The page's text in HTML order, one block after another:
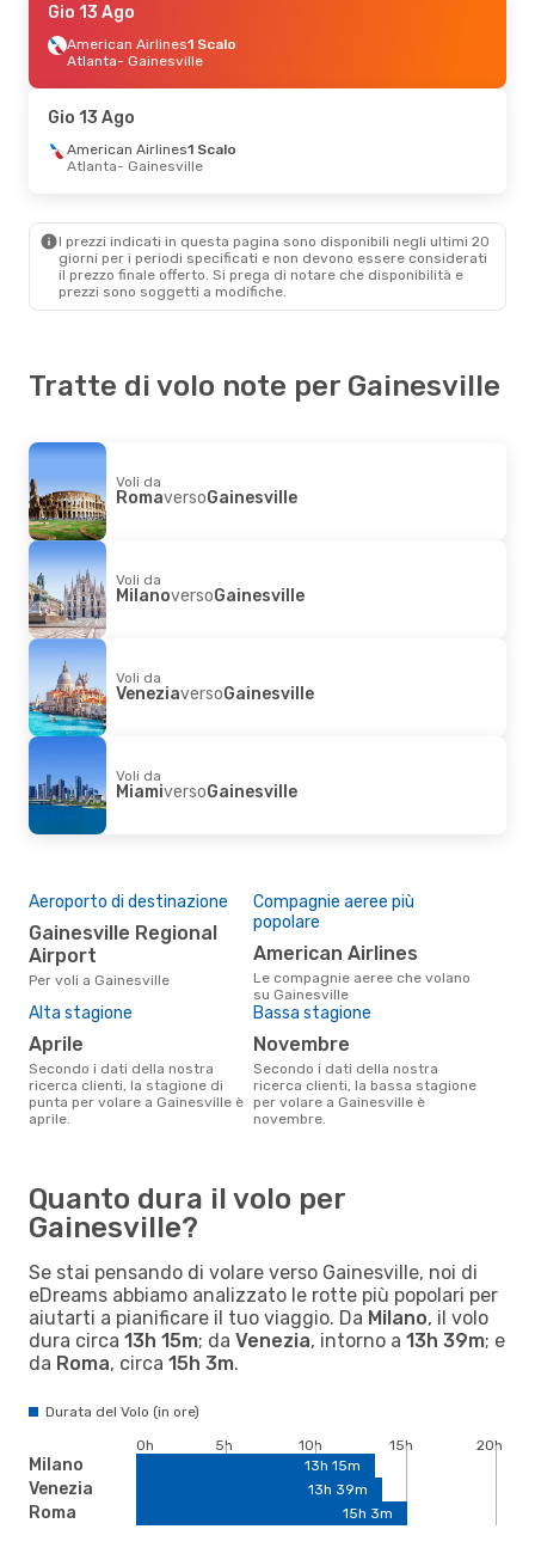
Sab 15 Ago
American Airlines1 Scalo
Washington- Gainesville
Gainesville- Washington
Ven 7 Ago- Lun 10 Ago
Gainesville
- Atlanta
Sab 12 Set - Mer 16 Set
Gainesville - Parigi
Gio 13 Ago
American Airlines1 Scalo
Atlanta- Gainesville
Gio 13 Ago
American Airlines1 Scalo
Atlanta- Gainesville
I prezzi indicati in questa pagina sono disponibili negli ultimi 20
giorni per i periodi specificati e non devono essere considerati
il ​​prezzo finale offerto. Si prega di notare che disponibilità e
prezzi sono soggetti a modifiche.
Tratte di volo note per Gainesville
Voli da
RomaversoGainesville
Voli da
MilanoversoGainesville
Voli da
VeneziaversoGainesville
Voli da
MiamiversoGainesville
Aeroporto di destinazione
Gainesville Regional
Airport
Per voli a Gainesville
Compagnie aeree più
popolare
American Airlines
Le compagnie aeree che volano
su Gainesville
Alta stagione
aprile
Secondo i dati della nostra
ricerca clienti, la stagione di
punta per volare a Gainesville è
aprile.
Bassa stagione
novembre
Secondo i dati della nostra
ricerca clienti, la bassa stagione
per volare a Gainesville è
novembre.
Quanto dura il volo per
Gainesville?
Se stai pensando di volare verso Gainesville, noi di
eDreams abbiamo analizzato le rotte più popolari per
aiutarti a pianificare il tuo viaggio. Da Milano, il volo
dura circa 13h 15m; da Venezia, intorno a 13h 39m; e
da Roma, circa 15h 3m.
Durata del Volo (in ore)
Milano
Venezia
Roma
0h 5h 10h 15h
20h
13h 15m
13h 39m
15h 3m